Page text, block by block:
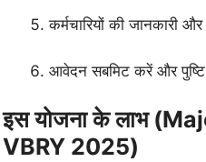
कर्मचारियों की जानकारी
आवेदन सबमिट करें और पुष्टि
इस योजना के लाभ
VBRY 2025)